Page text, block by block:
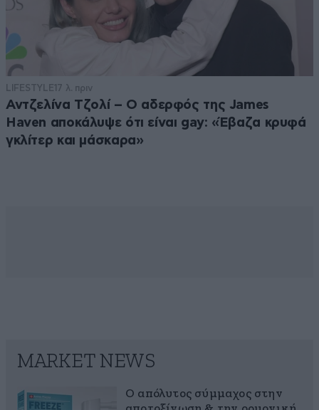
LIFESTYLE17 λ. πριν
Αντζελίνα Τζολί – Ο αδερφός της James
Haven αποκάλυψε ότι είναι gay: «Έβαζα κρυφά
γκλίτερ και μάσκαρα»
MARKET NEWS
Ο απόλυτος σύμμαχος στην